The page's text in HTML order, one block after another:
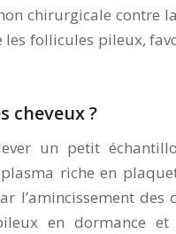
chirurgicale contre
follicules pileux,
cheveux ?
un petit
riche en
l’amincissement des
en dormance